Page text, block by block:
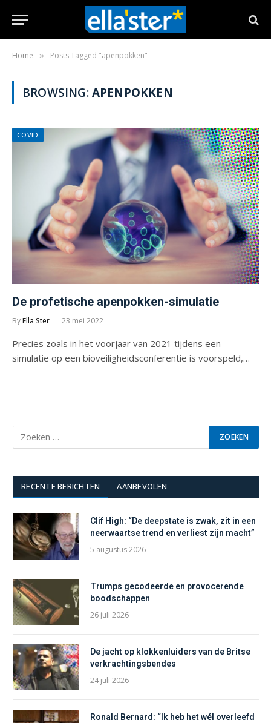
Home » Posts Tagged "apenpokken"
BROWSING:APENPOKKEN
COVID
De profetische apenpokken-simulatie
ByElla Ster 23 mei 2022
Precies zoals in het voorjaar van 2021 tijdens een
simulatie op een bioveiligheidsconferentie is voorspeld,…
RECENTE BERICHTEN AANBEVOLEN
Clif High: “De deepstate is zwak, zit in een
neerwaartse trend en verliest zijn macht”
5 augustus 2026
Trumps gecodeerde en provocerende
boodschappen
26 juli 2026
De jacht op klokkenluiders van de Britse
verkrachtingsbendes
24 juli 2026
Ronald Bernard: “Ik heb het wél overleefd